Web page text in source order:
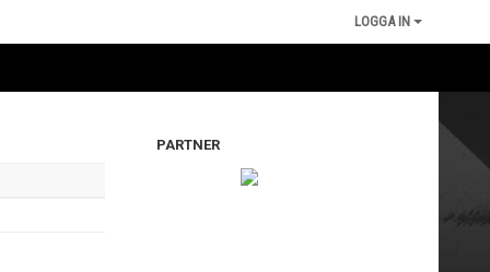
LOGGA IN
PARTNER